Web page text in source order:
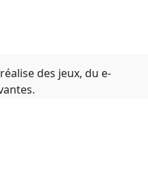
des jeux, du e-